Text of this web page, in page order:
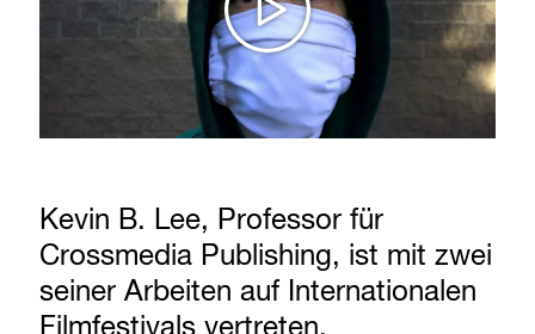
Kevin B. Lee, Professor für
Crossmedia Publishing, ist mit zwei
seiner Arbeiten auf Internationalen
Filmfestivals vertreten.